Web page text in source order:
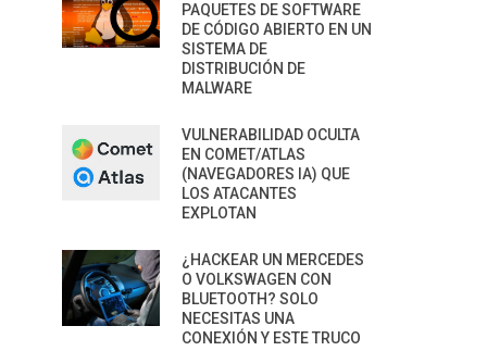
PAQUETES DE SOFTWARE
DE CÓDIGO ABIERTO EN UN
SISTEMA DE
DISTRIBUCIÓN DE
MALWARE
VULNERABILIDAD OCULTA
EN COMET/ATLAS
(NAVEGADORES IA) QUE
LOS ATACANTES
EXPLOTAN
¿HACKEAR UN MERCEDES
O VOLKSWAGEN CON
BLUETOOTH? SOLO
NECESITAS UNA
CONEXIÓN Y ESTE TRUCO